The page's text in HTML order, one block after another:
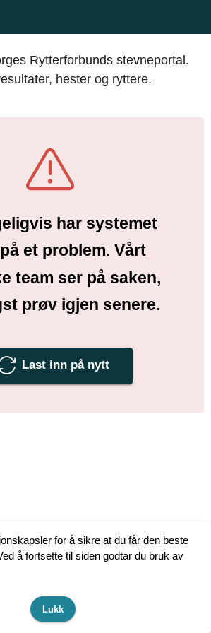
Rytterforbunds stevneportal.
hester og ryttere.
har systemet
et problem. Vårt
team ser på saken,
prøv igjen senere.
Last inn på nytt
for å sikre at du får den beste
å fortsette til siden godtar du bruk av
Lukk